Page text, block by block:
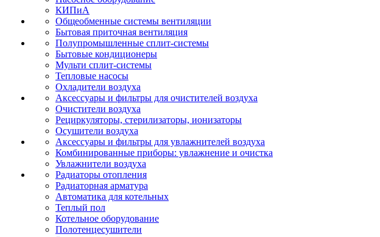
КИПиА
Общеобменные системы вентиляции
Бытовая приточная вентиляция
Полупромышленные сплит-системы
Бытовые кондиционеры
Мульти сплит-системы
Тепловые насосы
Охладители воздуха
Аксессуары и фильтры для очистителей воздуха
Очистители воздуха
Рециркуляторы, стерилизаторы, ионизаторы
Осушители воздуха
Аксессуары и фильтры для увлажнителей воздуха
Комбинированные приборы: увлажнение и очистка
Увлажнители воздуха
Радиаторы отопления
Радиаторная арматура
Автоматика для котельных
Теплый пол
Котельное оборудование
Полотенцесушители